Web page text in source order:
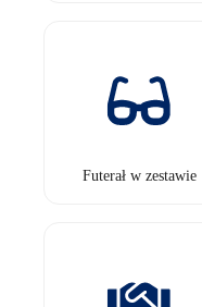
Futerał w zestawie